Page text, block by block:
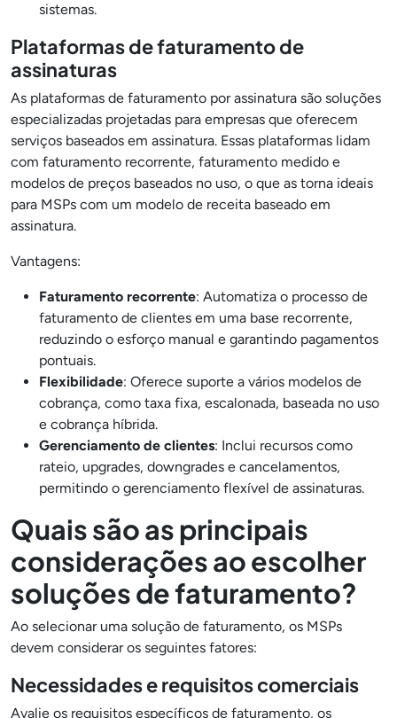
sistemas.
Plataformas de faturamento de
assinaturas
As plataformas de faturamento por assinatura são soluções
especializadas projetadas para empresas que oferecem
serviços baseados em assinatura. Essas plataformas lidam
com faturamento recorrente, faturamento medido e
modelos de preços baseados no uso, o que as torna ideais
para MSPs com um modelo de receita baseado em
assinatura.
Vantagens:
Faturamento recorrente: Automatiza o processo de
faturamento de clientes em uma base recorrente,
reduzindo o esforço manual e garantindo pagamentos
pontuais.
Flexibilidade: Oferece suporte a vários modelos de
cobrança, como taxa fixa, escalonada, baseada no uso
e cobrança híbrida.
Gerenciamento de clientes: Inclui recursos como
rateio, upgrades, downgrades e cancelamentos,
permitindo o gerenciamento flexível de assinaturas.
Quais são as principais
considerações ao escolher
soluções de faturamento?
Ao selecionar uma solução de faturamento, os MSPs
devem considerar os seguintes fatores:
Necessidades e requisitos comerciais
Avalie os requisitos específicos de faturamento, os